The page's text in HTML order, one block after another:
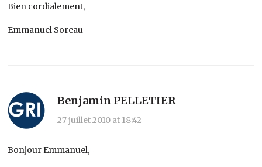
Bien cordialement,
Emmanuel Soreau
Benjamin PELLETIER
27 juillet 2010 at 18:42
Bonjour Emmanuel,